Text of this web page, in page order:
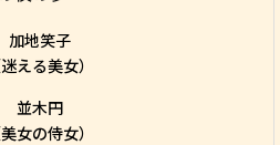
加地笑子
迷える美女）
並木円
美女の侍女）